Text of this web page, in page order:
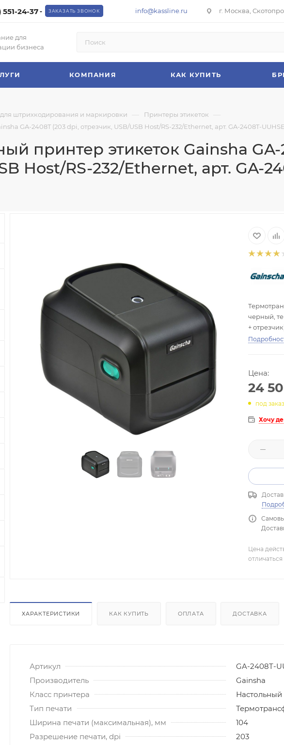
551-24-37 ЗАКАЗАТЬ ЗВОНОК info@kassline.ru г. Москва,
для
бизнеса
КОМПАНИЯ КАК КУПИТЬ
штрихкодирования и маркировки — Принтеры этикеток —
GA-2408T (203 dpi, отрезчик, USB/USB Host/RS-232/Ethernet, арт. GA-2408T-
принтер этикеток Gainsha
Host/RS-232/Ethernet, арт. GA-
черный,
+
Цена:
24
под заказ
Хочу
Цена
ХАРАКТЕРИСТИКИ КАК КУПИТЬ ОПЛАТА ДОСТАВКА
Артикул
GA-2408T-
Производитель
Gainsha
Класс принтера
Настольный
Тип печати
Ширина печати (максимальная), мм
104
Разрешение печати, dpi
203